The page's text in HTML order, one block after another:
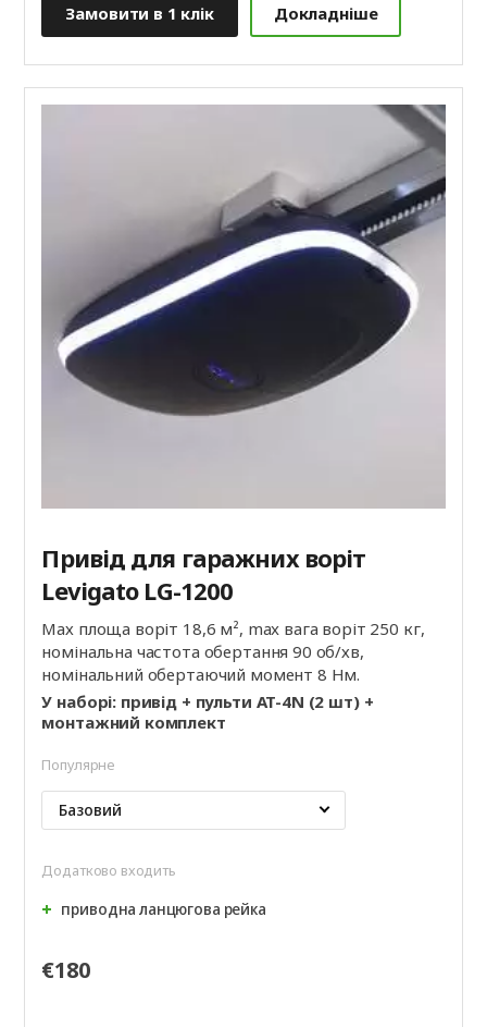
Замовити в 1 клік Докладніше
Привід для гаражних воріт
Levigato LG-1200
Мах площа воріт 18,6 м², max вага воріт 250 кг,
номінальна частота обертання 90 об/хв,
номінальний обертаючий момент 8 Нм.
У наборі: привід + пульти AT-4N (2 шт) +
монтажний комплект
Популярне
Базовий
Додатково входить
приводна ланцюгова рейка
€180